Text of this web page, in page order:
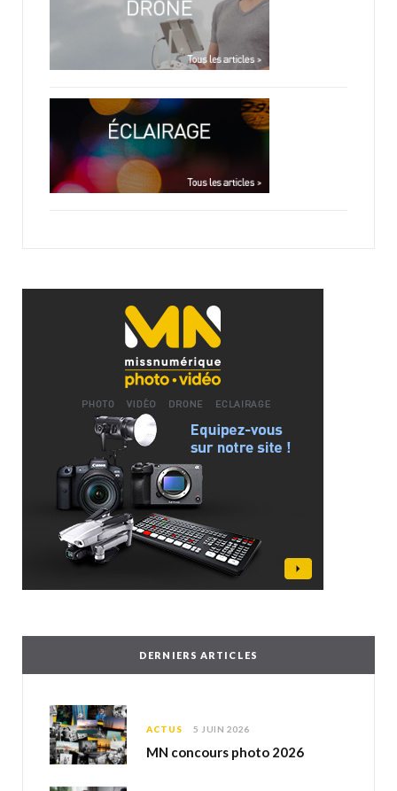
DERNIERS ARTICLES
ACTUS 5 JUIN 2026
MN concours photo 2026